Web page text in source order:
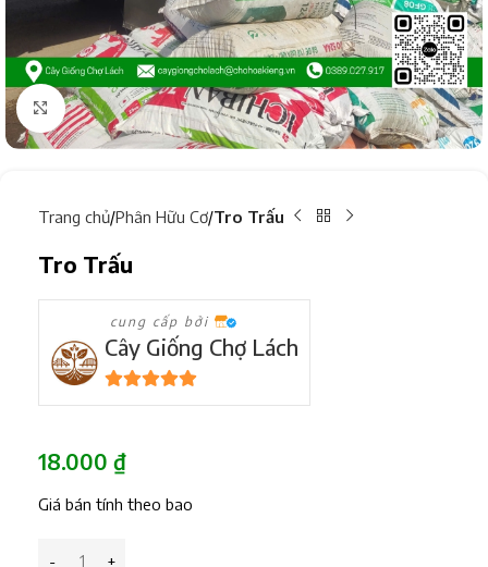
Click to enlarge
Trang chủ Phân Hữu Cơ Tro Trấu
Tro Trấu
cung cấp bởi
Cây Giống Chợ Lách
5trên 5
18.000 ₫
Giá bán tính theo bao